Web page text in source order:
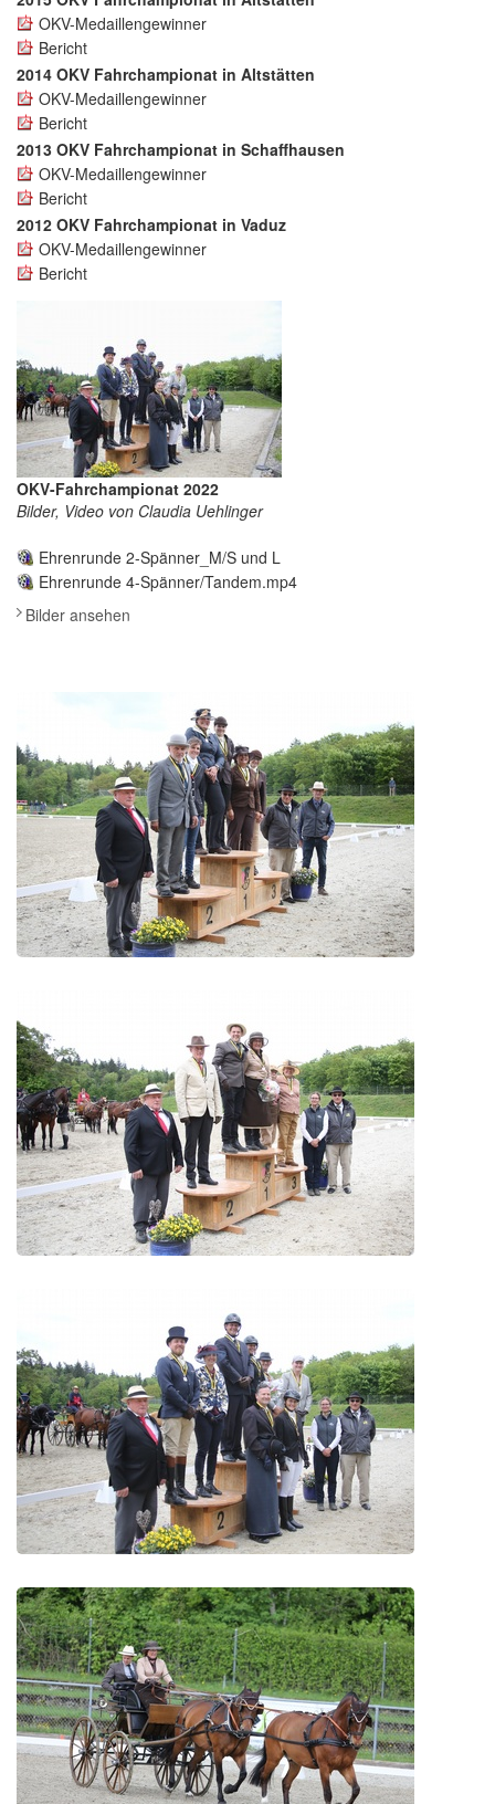
OKV-Medaillengewinner
Bericht
2014 OKV Fahrchampionat in Altstätten
OKV-Medaillengewinner
Bericht
2013 OKV Fahrchampionat in Schaffhausen
OKV-Medaillengewinner
Bericht
2012 OKV Fahrchampionat in Vaduz
OKV-Medaillengewinner
Bericht
OKV-Fahrchampionat 2022
Bilder, Video von Claudia Uehlinger
Ehrenrunde 2-Spänner_M/S und L
Ehrenrunde 4-Spänner/Tandem.mp4
Bilder ansehen